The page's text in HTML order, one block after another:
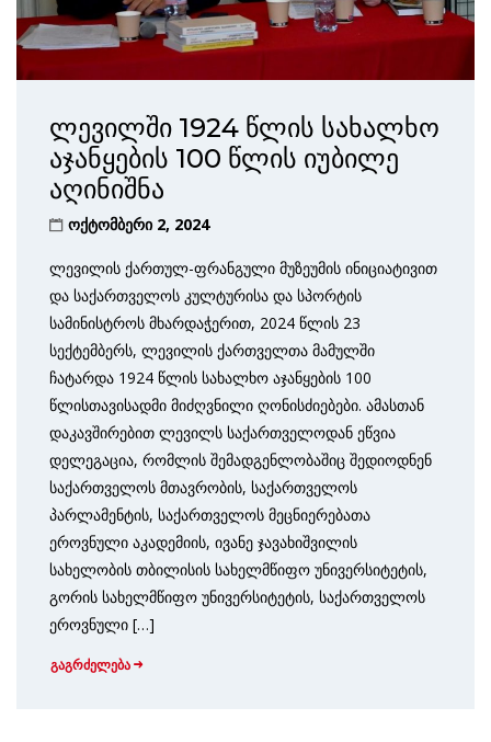
ლევილში 1924 წლის სახალხო
აჯანყების 100 წლის იუბილე
აღინიშნა
ოქტომბერი 2, 2024
ლევილის ქართულ-ფრანგული მუზეუმის ინიციატივით
და საქართველოს კულტურისა და სპორტის
სამინისტროს მხარდაჭერით, 2024 წლის 23
სექტემბერს, ლევილის ქართველთა მამულში
ჩატარდა 1924 წლის სახალხო აჯანყების 100
წლისთავისადმი მიძღვნილი ღონისძიებები. ამასთან
დაკავშირებით ლევილს საქართველოდან ეწვია
დელეგაცია, რომლის შემადგენლობაშიც შედიოდნენ
საქართველოს მთავრობის, საქართველოს
პარლამენტის, საქართველოს მეცნიერებათა
ეროვნული აკადემიის, ივანე ჯავახიშვილის
სახელობის თბილისის სახელმწიფო უნივერსიტეტის,
გორის სახელმწიფო უნივერსიტეტის, საქართველოს
ეროვნული […]
გაგრძელება